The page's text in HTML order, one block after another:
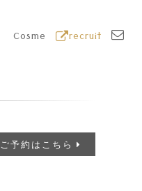
Cosme recruit
ご予約はこちら